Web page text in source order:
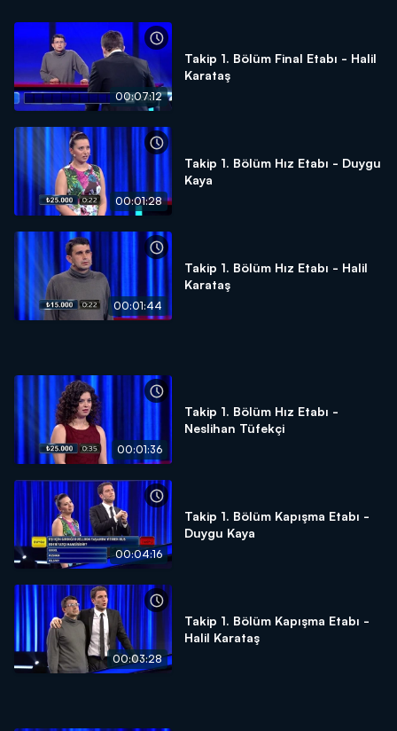
00:07:12
Takip 1. Bölüm Final Etabı - Halil
Karataş
00:01:28
Takip 1. Bölüm Hız Etabı - Duygu
Kaya
00:01:44
Takip 1. Bölüm Hız Etabı - Halil
Karataş
00:01:36
Takip 1. Bölüm Hız Etabı -
Neslihan Tüfekçi
00:04:16
Takip 1. Bölüm Kapışma Etabı -
Duygu Kaya
00:03:28
Takip 1. Bölüm Kapışma Etabı -
Halil Karataş